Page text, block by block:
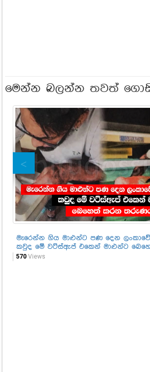
මෙන්න බලන්න තවත්
මැරෙන්න ගිය මාළුන්ට පණ දෙන
කවුද මේ වට්ස්ඇප් එකෙන් මාළුන්ට
570 Views